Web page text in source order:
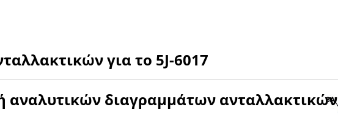
για το 5J-6017
αναλυτικών διαγραμμάτων ανταλλακτικών